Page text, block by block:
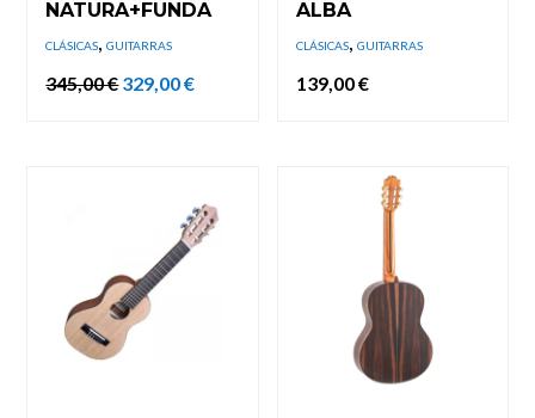
NATURA+FUNDA
CLÁSICAS,GUITARRAS
345,00€El
precio
329,00€El
ALBA
CLÁSICAS, GUITARRAS
139,00€